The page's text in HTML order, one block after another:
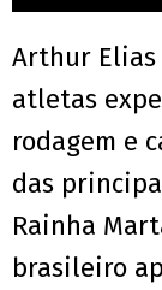
Arthur Elias
atletas
rodagem e
das
Rainha
brasileiro